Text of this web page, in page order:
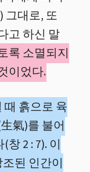
그대로, 또
고 하신 말
록 소멸되지
이었다.
흙으로 육
氣)를 불어
2 : 7). 이
된 인간이